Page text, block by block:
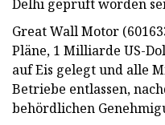
Delhi geprüft worden
Great Wall Motor
Pläne, 1 Milliarde US-
auf Eis gelegt und alle
Betriebe entlassen,
behördlichen